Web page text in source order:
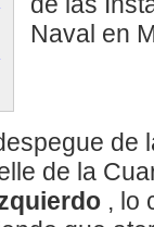
Naval en
de
de la
, lo